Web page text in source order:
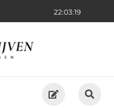
22:03:21